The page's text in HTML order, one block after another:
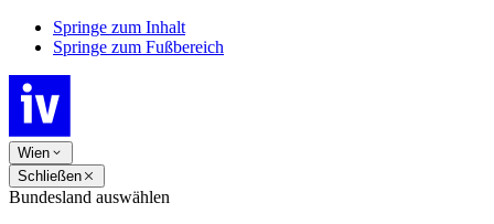
Springe zum Inhalt
Springe zum Fußbereich
Wien
Schließen
Bundesland auswählen